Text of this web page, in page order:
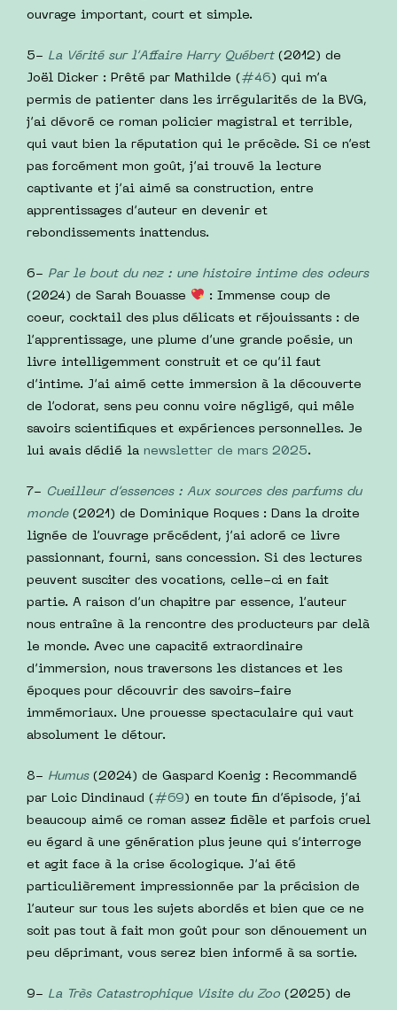
ouvrage important, court et simple.
5- La Vérité sur l’Affaire Harry Québert(2012) de
Joël Dicker : Prêté par Mathilde (#46) qui m’a
permis de patienter dans les irrégularités de la BVG,
j’ai dévoré ce roman policier magistral et terrible,
qui vaut bien la réputation qui le précède. Si ce n’est
pas forcément mon goût, j’ai trouvé la lecture
captivante et j’ai aimé sa construction, entre
apprentissages d’auteur en devenir et
rebondissements inattendus.
6- Par le bout du nez : une histoire intime des odeurs
(2024) de Sarah Bouasse
: Immense coup de
coeur, cocktail des plus délicats et réjouissants : de
l’apprentissage, une plume d’une grande poésie, un
livre intelligemment construit et ce qu’il faut
d’intime. J’ai aimé cette immersion à la découverte
de l’odorat, sens peu connu voire négligé, qui mêle
savoirs scientifiques et expériences personnelles. Je
lui avais dédié la newsletter de mars 2025.
7-
Cueilleur d’essences : Aux sources des parfums du
monde(2021) de Dominique Roques : Dans la droite
lignée de l’ouvrage précédent, j’ai adoré ce livre
passionnant, fourni, sans concession. Si des lectures
peuvent susciter des vocations, celle-ci en fait
partie. A raison d’un chapitre par essence, l’auteur
nous entraîne à la rencontre des producteurs par delà
le monde. Avec une capacité extraordinaire
d’immersion, nous traversons les distances et les
époques pour découvrir des savoirs-faire
immémoriaux. Une prouesse spectaculaire qui vaut
absolument le détour.
8- Humus(2024) de Gaspard Koenig : Recommandé
par Loic Dindinaud (#69) en toute fin d’épisode, j’ai
beaucoup aimé ce roman assez fidèle et parfois cruel
eu égard à une génération plus jeune qui s’interroge
et agit face à la crise écologique. J’ai été
particulièrement impressionnée par la précision de
l’auteur sur tous les sujets abordés et bien que ce ne
soit pas tout à fait mon goût pour son dénouement un
peu déprimant, vous serez bien informé à sa sortie.
9- La Très Catastrophique Visite du Zoo (2025) de